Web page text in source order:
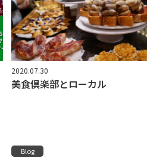
2020.07.30
美食倶楽部とローカル
Blog